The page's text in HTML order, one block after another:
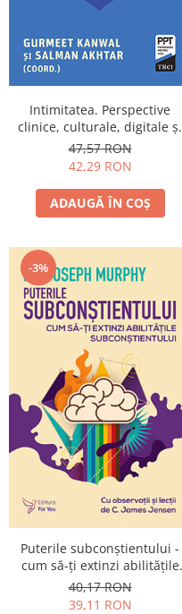
Spiritualitate şi ştiinţă
Fără categorie
Cunoaștere
Intimitatea. Perspective
clinice, culturale, digitale și
de dezvoltare
47,57 RON
42,29 RON
ADAUGĂ ÎN COȘ
-3%
Puterile subconştientului -
cum să-ţi extinzi abilităţile
subconştientului
40,17 RON
39,11 RON